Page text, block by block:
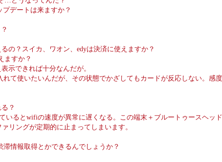
プデートは来ますか？
の？スイカ、ワオン、edyは決済に使えますか？
ますか？
示できれば十分なんだが。
て使いたいんだが、その状態でかざしてもカードが反応しない。感度
？
いるとwifiの速度が異常に遅くなる。この端末＋ブルートゥースヘッ
リングが定期的に止まってしまいます。
情報取得とかできるんでしょうか？